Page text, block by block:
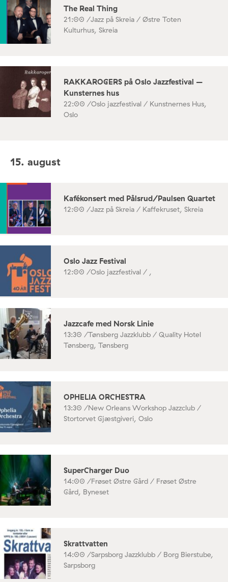
The Real Thing
21:00 /Jazz på Skreia / Østre Toten
Kulturhus, Skreia
RAKKAROGERS på Oslo Jazzfestival –
Kunsternes hus
22:00 /Oslo jazzfestival / Kunstnernes Hus,
Oslo
15. august
Kafékonsert med Pålsrud/Paulsen Quartet
12:00 /Jazz på Skreia / Kaffekruset, Skreia
Oslo Jazz Festival
12:00 /Oslo jazzfestival / ,
Jazzcafe med Norsk Linie
13:30 /Tønsberg Jazzklubb / Quality Hotel
Tønsberg, Tønsberg
OPHELIA ORCHESTRA
13:30 /New Orleans Workshop Jazzclub /
Stortorvet Gjæstgiveri, Oslo
SuperCharger Duo
14:00 /Frøset Østre Gård / Frøset Østre
Gård, Byneset
Skrattvatten
14:00 /Sarpsborg Jazzklubb / Borg Bierstube,
Sarpsborg